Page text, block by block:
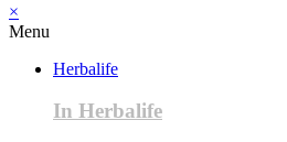
×
Menu
Herbalife
In Herbalife